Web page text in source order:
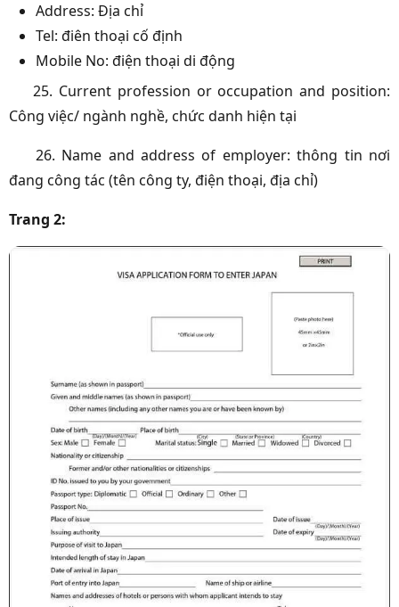
Address: Địa chỉ
Tel: điên thoại cố định
Mobile No: điện thoại di động
25. Current profession or occupation and position:
Công việc/ ngành nghề, chức danh hiện tại
26. Name and address of employer: thông tin nơi
đang công tác (tên công ty, điện thoại, địa chỉ)
Trang 2: